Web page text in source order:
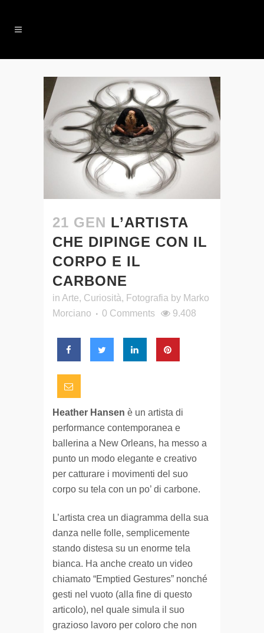
21 GEN L’ARTISTA
CHE DIPINGE CON IL
CORPO E IL
CARBONE
in Arte, Curiosità, Fotografia by Marko
Morciano
0 Comments 9.408
Heather Hansen è un artista di
performance contemporanea e
ballerina a New Orleans, ha messo a
punto un modo elegante e creativo
per catturare i movimenti del suo
corpo su tela con un po’ di carbone.
L’artista crea un diagramma della sua
danza nelle folle, semplicemente
stando distesa su un enorme tela
bianca. Ha anche creato un video
chiamato “Emptied Gestures” nonché
gesti nel vuoto (alla fine di questo
articolo), nel quale simula il suo
grazioso lavoro per coloro che non